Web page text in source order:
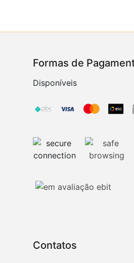
Contatos
Formas de
Disponíveis